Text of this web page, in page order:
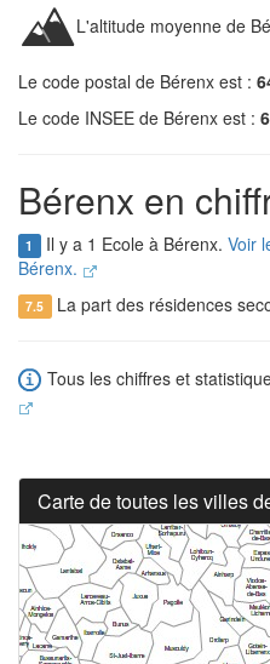
L'altitude moyenne de
Le code postal de Bérenx est :
Le code INSEE de Bérenx est :
Bérenx en
1 Il y a 1 Ecole à Bérenx. Voir
Bérenx.
7.5 La part des résidences
Tous les chiffres et
Carte de toutes les villes